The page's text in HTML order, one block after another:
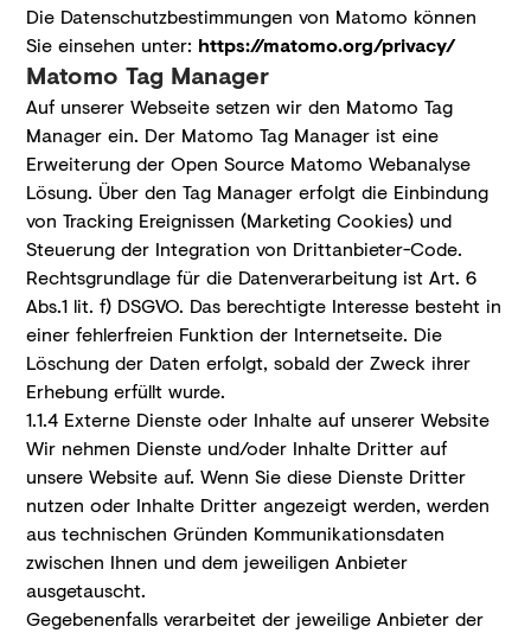
Die Datenschutzbestimmungen von Matomo können
Sie einsehen unter: https://matomo.org/privacy/
Matomo Tag Manager
Auf unserer Webseite setzen wir den Matomo Tag
Manager ein. Der Matomo Tag Manager ist eine
Erweiterung der Open Source Matomo Webanalyse
Lösung. Über den Tag Manager erfolgt die Einbindung
von Tracking Ereignissen (Marketing Cookies) und
Steuerung der Integration von Drittanbieter-Code.
Rechtsgrundlage für die Datenverarbeitung ist Art. 6
Abs.1 lit. f) DSGVO. Das berechtigte Interesse besteht in
einer fehlerfreien Funktion der Internetseite. Die
Löschung der Daten erfolgt, sobald der Zweck ihrer
Erhebung erfüllt wurde.
1.1.4 Externe Dienste oder Inhalte auf unserer Website
Wir nehmen Dienste und/oder Inhalte Dritter auf
unsere Website auf. Wenn Sie diese Dienste Dritter
nutzen oder Inhalte Dritter angezeigt werden, werden
aus technischen Gründen Kommunikationsdaten
zwischen Ihnen und dem jeweiligen Anbieter
ausgetauscht.
Gegebenenfalls verarbeitet der jeweilige Anbieter der